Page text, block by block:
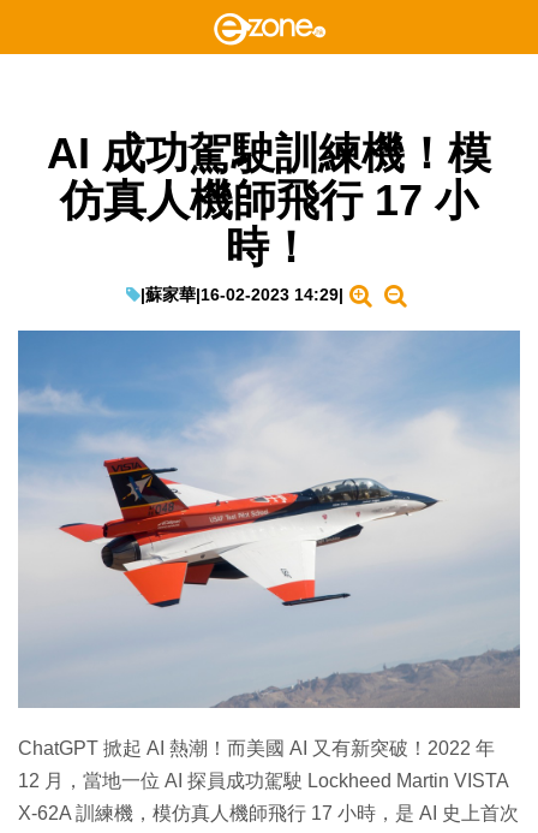
AI 成功駕駛訓練機！模
仿真人機師飛行 17 小
時！
|蘇家華|16-02-2023 14:29|
ChatGPT 掀起 AI 熱潮！而美國 AI 又有新突破！2022 年
12 月，當地一位 AI 探員成功駕駛 Lockheed Martin VISTA
X-62A 訓練機，模仿真人機師飛行 17 小時，是 AI 史上首次